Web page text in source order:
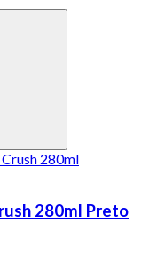
280ml Preto